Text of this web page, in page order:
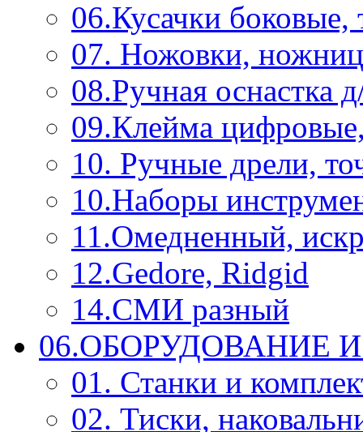
06.Кусачки боковые,
07. Ножовки,
08.Ручная оснастка
09.Клейма
10. Ручные дрели,
10.Наборы
11.Омедненный,
12.Gedore, Ridgid
14.СМИ разный
06.ОБОРУДОВАНИЕ
01. Станки и
02. Тиски,